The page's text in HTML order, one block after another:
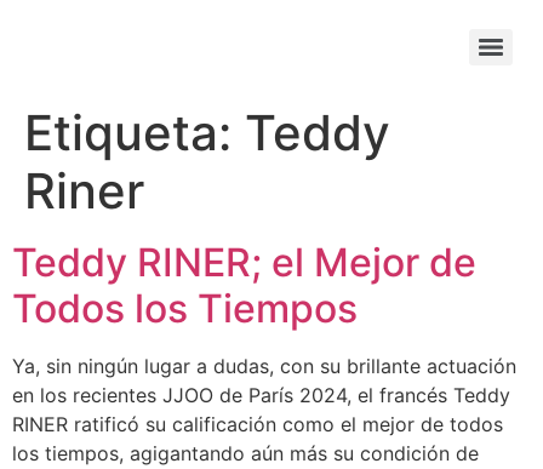
Etiqueta: Teddy
Riner
Teddy RINER; el Mejor de
Todos los Tiempos
Ya, sin ningún lugar a dudas, con su brillante actuación
en los recientes JJOO de París 2024, el francés Teddy
RINER ratificó su calificación como el mejor de todos
los tiempos, agigantando aún más su condición de